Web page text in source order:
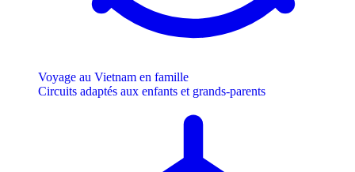
Voyage au Vietnam en famille
Circuits adaptés aux enfants et grands-parents